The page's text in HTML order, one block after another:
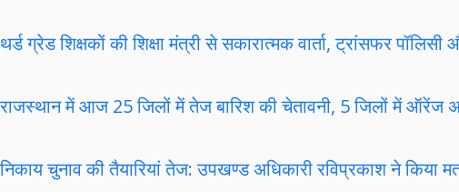
थर्ड ग्रेड शिक्षकों की शिक्षा मंत्री से सकारात्मक वार्ता, ट्रांसफर
राजस्थान में आज 25 जिलों में तेज बारिश की चेतावनी, 5 जिलों में ऑरेंज
निकाय चुनाव की तैयारियां तेज: उपखण्ड अधिकारी रविप्रकाश ने किया